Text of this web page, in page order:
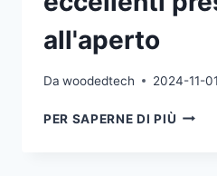
all'aperto
Da woodedtech 2024-11-01
PER SAPERNE DI PIÙ